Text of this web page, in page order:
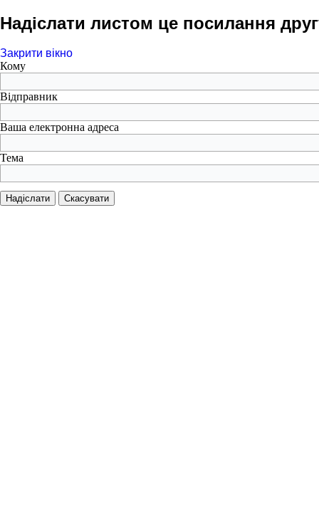
Надіслати листом це посилання
Закрити вікно
Кому
Відправник
Ваша електронна адреса
Тема
Надіслати Скасувати